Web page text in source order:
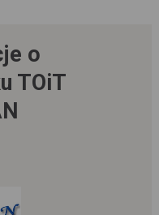
o
TOiT